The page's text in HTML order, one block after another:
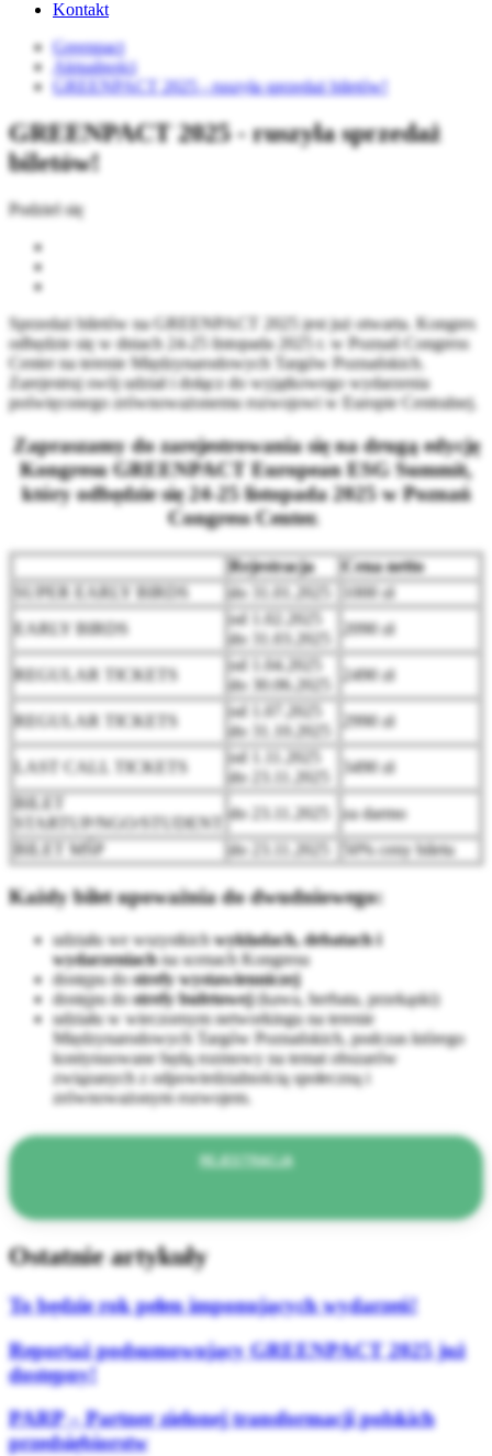
Kontakt
Greenpact
Aktualności
GREENPACT 2025 - ruszyła sprzedaż biletów!
GREENPACT 2025 - ruszyła sprzedaż
biletów!
Podziel się
Sprzedaż biletów na GREENPACT 2025 jest już otwarta. Kongres
odbędzie się w dniach 24-25 listopada 2025 r. w Poznań Congress
Center na terenie Międzynarodowych Targów Poznańskich.
Zarejestruj swój udział i dołącz do wyjątkowego wydarzenia
poświęconego zrównoważonemu rozwojowi w Europie Centralnej.
Zapraszamy do zarejestrowania się na drugą edycję
Kongresu GREENPACT European ESG Summit,
który odbędzie się 24-25 listopada 2025 w Poznań
Congress Center.
Rejestracja
Cena netto
SUPER EARLY BIRDS
do 31.01.2025
1000 zł
EARLY BIRDS
od 1.02.2025
do 31.03.2025
2090 zł
REGULAR TICKETS
od 1.04.2025
do 30.06.2025
2490 zł
REGULAR TICKETS
od 1.07.2025
do 31.10.2025
2990 zł
LAST CALL TICKETS
od 1.11.2025
do 23.11.2025
3490 zł
STARTUP/NGO/STUDENT
do 23.11.2025
za darmo
BILET MŚP
do 23.11.2025 50% ceny biletu
Każdy bilet upoważnia do dwudniowego:
udziału we wszystkichwykładach, debatach i
wydarzeniachna scenach Kongresu
dostępu dostrefy wystawienniczej
dostępu dostrefy bufetowej(kawa, herbata, przekąski)
udziału w wieczornym networkingu na terenie
Międzynarodowych Targów Poznańskich, podczas którego
kontynuowane będą rozmowy na temat obszarów
związanych z odpowiedzialnością społeczną i
zrównoważonym rozwojem.
REJESTRACJA
Ostatnie artykuły
To będzie rok pełen imponujących wydarzeń!
Reportaż podsumowujący GREENPACT 2025 już
dostępny!
PARP – Partner zielonej transformacji polskich
przedsiębiorstw